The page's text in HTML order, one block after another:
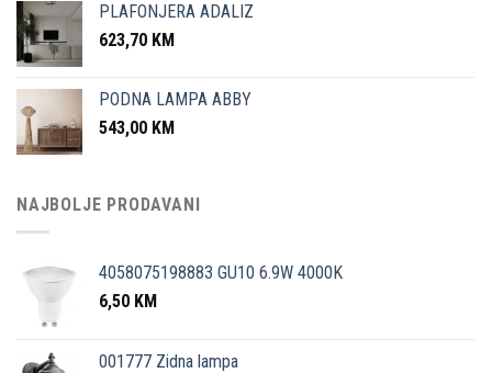
PLAFONJERA ADALIZ
623,70 KM
PODNA LAMPA ABBY
543,00 KM
NAJBOLJE PRODAVANI
4058075198883 GU10 6.9W 4000K
6,50 KM
001777 Zidna lampa